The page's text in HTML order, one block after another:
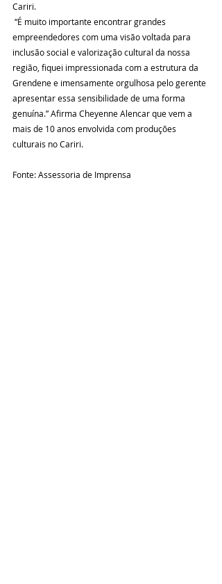
Cariri.
empreendedores com uma visão voltada para
inclusão social e valorização cultural da nossa
região, fiquei impressionada com a estrutura da
Grendene e imensamente orgulhosa pelo gerente
apresentar essa sensibilidade de uma forma
genuína.” Afirma Cheyenne Alencar que vem a
mais de 10 anos envolvida com produções
culturais no Cariri.
Fonte: Assessoria de Imprensa